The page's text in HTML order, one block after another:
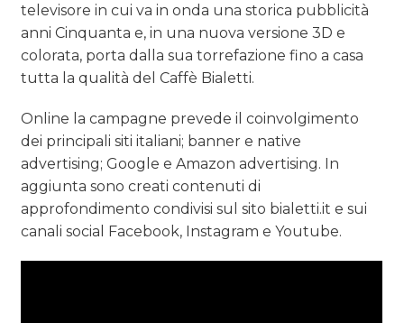
televisore in cui va in onda una storica pubblicità
anni Cinquanta e, in una nuova versione 3D e
colorata, porta dalla sua torrefazione fino a casa
tutta la qualità del Caffè Bialetti.
Online la campagne prevede il coinvolgimento
dei principali siti italiani; banner e native
advertising; Google e Amazon advertising. In
aggiunta sono creati contenuti di
approfondimento condivisi sul sito bialetti.it e sui
canali social Facebook, Instagram e Youtube.